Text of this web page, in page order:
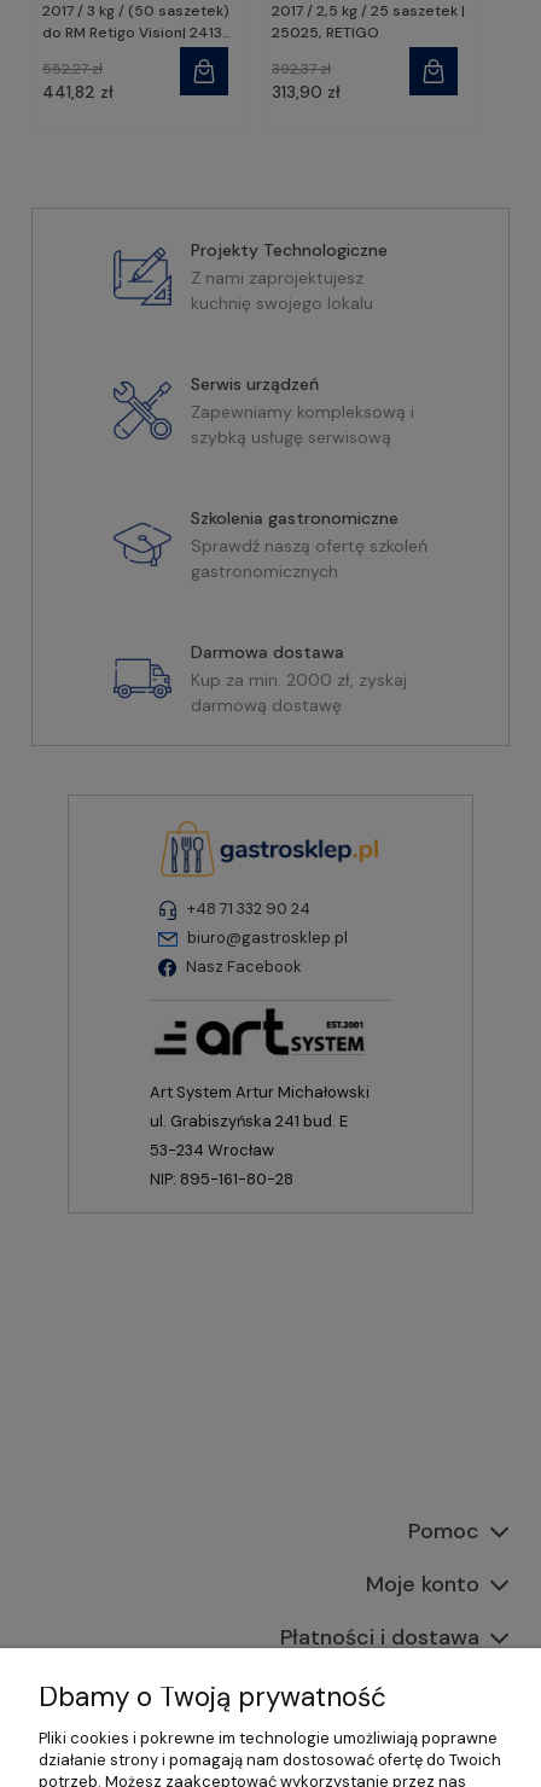
2017 / 3 kg / (50 saszetek)
do RM Retigo Vision| 24130,
441,82 zł
552,27 zł
2017 / 2,5 kg / 25 saszetek |
25025, RETIGO
313,90 zł
392,37 zł
Projekty Technologiczne
Z nami zaprojektujesz
kuchnię swojego lokalu
Serwis urządzeń
Zapewniamy kompleksową i
szybką usługę serwisową
Szkolenia gastronomiczne
Sprawdź naszą ofertę szkoleń
gastronomicznych
Darmowa dostawa
Kup za min. 2000 zł, zyskaj
darmową dostawę
+48 71 332 90 24
biuro@gastrosklep.pl
Nasz Facebook
Art System Artur Michałowski
ul. Grabiszyńska 241 bud. E
53-234 Wrocław
NIP: 895-161-80-28
Pomoc
Moje konto
Płatności i dostawa
Informacje
O nas
Dbamy o Twoją prywatność
Pliki cookies i pokrewne im technologie umożliwiają poprawne
działanie strony i pomagają nam dostosować ofertę do Twoich
potrzeb. Możesz zaakceptować wykorzystanie przez nas